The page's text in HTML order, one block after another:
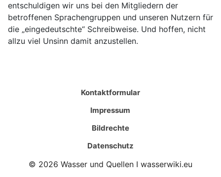
entschuldigen wir uns bei den Mitgliedern der
betroffenen Sprachengruppen und unseren Nutzern für
die „eingedeutschte“ Schreibweise. Und hoffen, nicht
allzu viel Unsinn damit anzustellen.
Kontaktformular
Impressum
Bildrechte
Datenschutz
© 2026 Wasser und Quellen I wasserwiki.eu